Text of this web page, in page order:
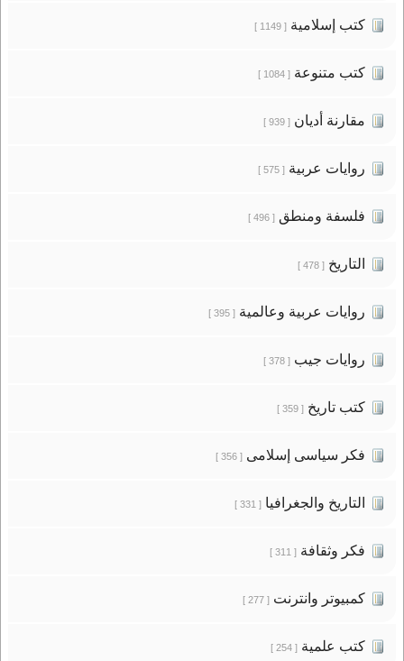
كتب إسلامية[ 1149 ]
كتب متنوعة[ 1084 ]
مقارنة أديان[ 939 ]
روايات عربية[ 575 ]
فلسفة ومنطق[ 496 ]
التاريخ[ 478 ]
روايات عربية وعالمية[ 395 ]
روايات جيب[ 378 ]
كتب تاريخ[ 359 ]
فكر سياسى إسلامى[ 356 ]
التاريخ والجغرافيا[ 331 ]
فكر وثقافة[ 311 ]
كمبيوتر وانترنت[ 277 ]
كتب علمية[ 254 ]